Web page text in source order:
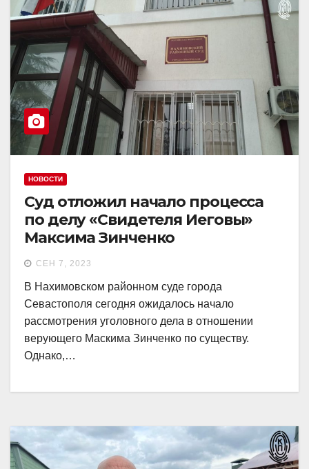
НОВОСТИ
Суд отложил начало процесса
по делу «Свидетеля Иеговы»
Максима Зинченко
СЕН 7, 2023
В Нахимовском районном суде города
Севастополя сегодня ожидалось начало
рассмотрения уголовного дела в отношении
верующего Маскима Зинченко по существу.
Однако,…